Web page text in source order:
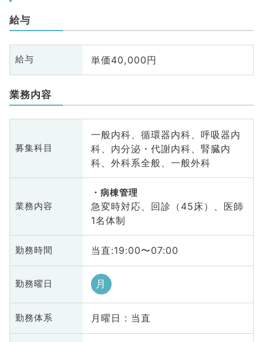
給与
給与 単価40,000円
業務内容
募集科目
一般内科、循環器内科、呼吸器内
科、内分泌・代謝内科、腎臓内
科、外科系全般、一般外科
業務内容
病棟管理
急変時対応、回診（45床）、医師
1名体制
勤務時間 当直:19:00〜07:00
勤務曜日 月
勤務体系 月曜日 : 当直